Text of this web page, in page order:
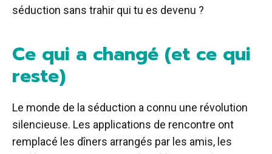
séduction sans trahir qui tu es devenu ?
Ce qui a changé (et ce qui
reste)
Le monde de la séduction a connu une révolution
silencieuse. Les applications de rencontre ont
remplacé les dîners arrangés par les amis, les